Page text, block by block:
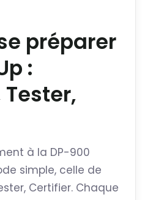
préparer
:
à la DP-900
simple, celle de
Certifier. Chaque